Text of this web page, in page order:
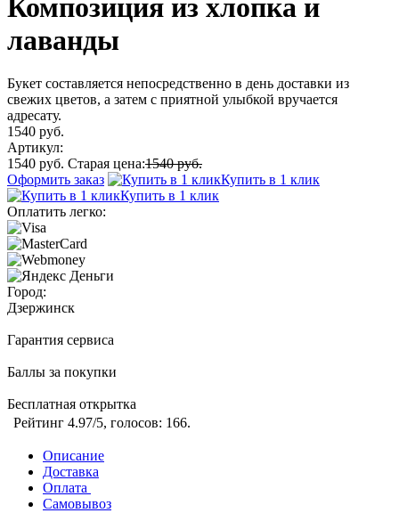
Композиция из хлопка и
лаванды
Букет составляется непосредственно в день доставки из
свежих цветов, а затем с приятной улыбкой вручается
адресату.
1540 руб.
Артикул:
1540 руб. Старая цена:1540 руб.
Оформить заказ
Купить в 1 клик
Купить в 1 клик
Оплатить легко:
Город:
Дзержинск
Гарантия сервиса
Баллы за покупки
Бесплатная открытка
Рейтинг 4.97/5, голосов: 166.
Описание
Доставка
Оплата
Самовывоз